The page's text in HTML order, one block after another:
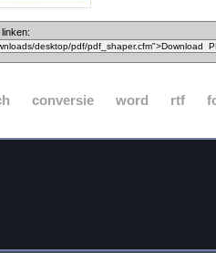
conversie word rtf